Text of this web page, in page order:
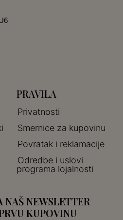
PRAVILA
Privatnosti
Smernice za kupovinu
Povratak i reklamacije
Odredbe i uslovi
programa lojalnosti
NAŠ NEWSLETTER
KUPOVINU